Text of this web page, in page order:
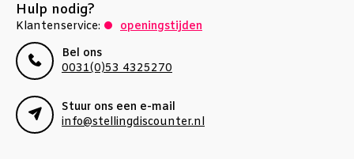
Hulp nodig?
Klantenservice:
openingstijden
Bel ons
0031(0)53 4325270
Stuur ons een e-mail
info@stellingdiscounter.nl